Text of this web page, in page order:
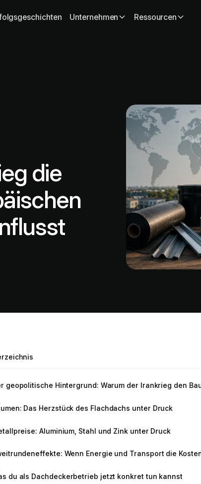
Unternehmen Ressourcen
die
geopolitische Hintergrund: Warum der Irankrieg den
Das Herzstück des Flachdachs unter Druck
Aluminium, Stahl und Zink unter Druck
Wenn Energie und Transport die
du als Dachdeckerbetrieb jetzt konkret tun kannst